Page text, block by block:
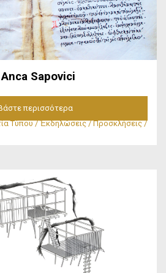
Sapovici
περισσότερα
Τύπου/Ἐκδηλώσεις/Προσκλήσεις/